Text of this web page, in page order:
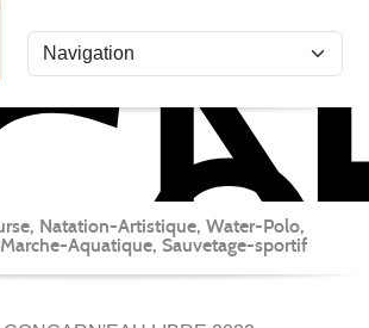
Natation-Artistique, Water-Polo,
Aquatique, Sauvetage-sportif
des cookies